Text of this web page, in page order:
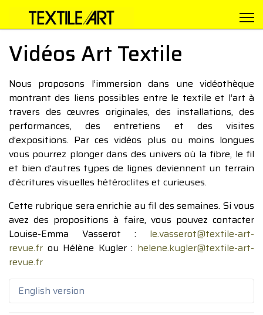
Vidéos Art Textile
Nous proposons l’immersion dans une vidéothèque
montrant des liens possibles entre le textile et l’art à
travers des œuvres originales, des installations, des
performances, des entretiens et des visites
d’expositions. Par ces vidéos plus ou moins longues
vous pourrez plonger dans des univers où la fibre, le fil
et bien d’autres types de lignes deviennent un terrain
d’écritures visuelles hétéroclites et curieuses.
Cette rubrique sera enrichie au fil des semaines. Si vous
avez des propositions à faire, vous pouvez contacter
Louise-Emma Vasserot : le.vasserot@textile-art-
revue.fr ou Hélène Kugler : helene.kugler@textile-art-
revue.fr
English version